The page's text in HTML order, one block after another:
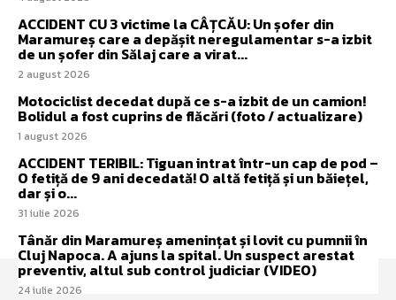
ACCIDENT CU 3 victime la CÂȚCĂU: Un șofer din
Maramureș care a depășit neregulamentar s-a izbit
de un șofer din Sălaj care a virat...
2 august 2026
Motociclist decedat după ce s-a izbit de un camion!
Bolidul a fost cuprins de flăcări (foto / actualizare)
1 august 2026
ACCIDENT TERIBIL: Tiguan intrat într-un cap de pod –
O fetiță de 9 ani decedată! O altă fetiță și un băiețel,
dar și o...
31 iulie 2026
Tânăr din Maramureș amenințat și lovit cu pumnii în
Cluj Napoca. A ajuns la spital. Un suspect arestat
preventiv, altul sub control judiciar (VIDEO)
24 iulie 2026